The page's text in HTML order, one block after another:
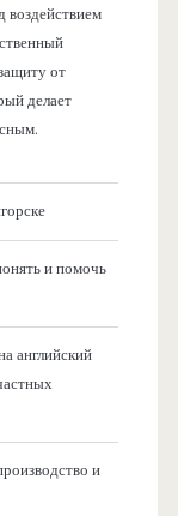
воздействием
от
делает
и помочь
английский
и